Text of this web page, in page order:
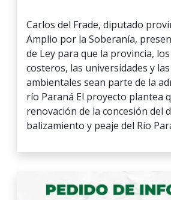
Carlos del Frade, diputado
Amplio por la Soberanía,
de Ley para que la provincia,
costeros, las universidades y
ambientales sean parte de la
río Paraná El proyecto plantea
renovación de la concesión del
balizamiento y peaje del Río